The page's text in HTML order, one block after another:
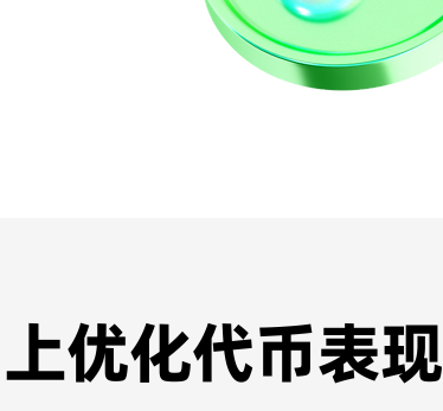
优化代币表现